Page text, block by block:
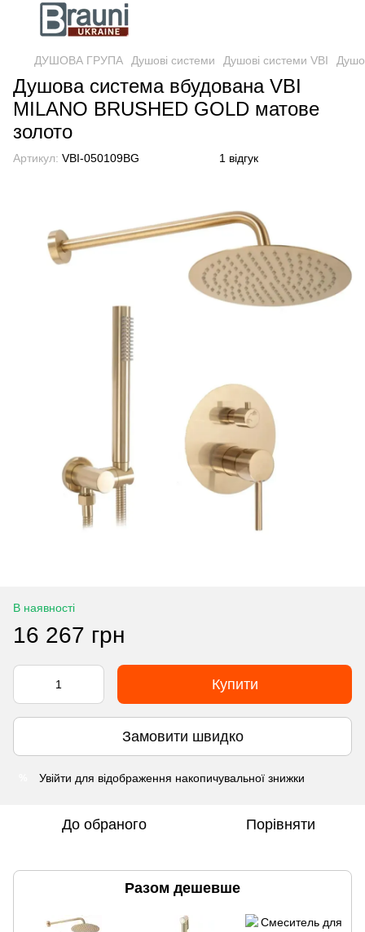
ДУШОВА ГРУПА Душові системи Душові системи VBI
Душова система вбудована VBI
MILANO BRUSHED GOLD матове
золото
Артикул: VBI-050109BG 1 відгук
В наявності
16 267 грн
Купити
Замовити швидко
Увійти для відображення накопичувальної знижки
До обраного Порівняти
Разом дешевше